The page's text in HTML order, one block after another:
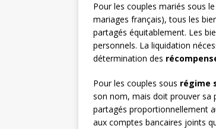
Pour les couples mariés sous le
mariages français), tous les
partagés équitablement. Les
personnels. La liquidation
détermination des
Pour les couples sous régime
son nom, mais doit prouver sa
partagés proportionnellement
aux comptes bancaires joints